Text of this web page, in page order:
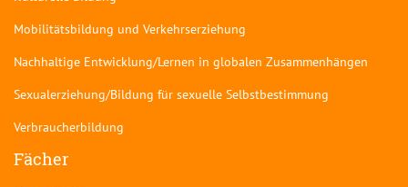
Mobilitätsbildung und Verkehrserziehung
Nachhaltige Entwicklung/Lernen in globalen Zusammenhängen
Sexualerziehung/Bildung für sexuelle Selbstbestimmung
Verbraucherbildung
Fächer